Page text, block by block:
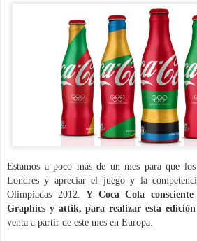
Estamos a poco más de un mes para que
Londres y apreciar el juego y la
Olimpíadas 2012.Y Coca Cola
Graphics y attik, para realizar esta edición
venta a partir de este mes en Europa.